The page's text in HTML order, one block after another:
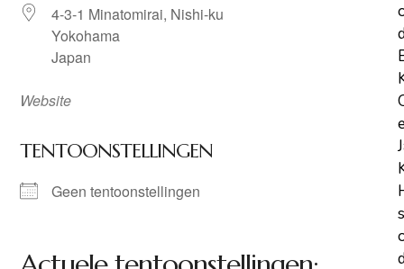
4-3-1 Minatomirai, Nishi-ku
Yokohama
Japan
Website
TENTOONSTELLINGEN
Geen tentoonstellingen